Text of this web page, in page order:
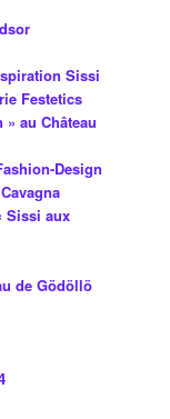
Sissi
Festetics
au Château
Design
Sissi aux
de Gödöllö